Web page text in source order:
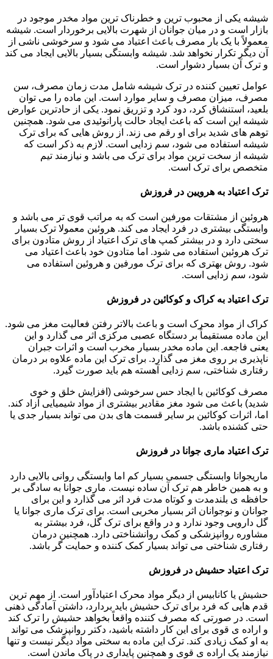
شیشه یکی از محبوب ترین و خطرناک ترین مواد مخدر موجود در
بازار است و در میان جوانان از شهرت بالایی برخوردار است. شیشه
معمولاً با یک بار مصرف باعث اعتیاد می شود و سرخوشی ناشی از
آن دیگر تکرار نخواهد شد. شیشه وابستگی بسیار بالایی ایجاد می کند
و ترک آن بسیار دشوار است.
عوامل تعیین کننده در ترک شیشه شامل مدت زمان مصرف، سن
مصرف، میزان مصرف و سایر موارد است. این ماده را می توان
بلعید، استنشاق کرد، دود کرد و تزریق نمود. یکی از حادترین عوارض
شیشه این است که باعث ایجاد حالت پارانوئیدی می شود. همچنین
توهم های شدید برای او رقم می زند. از روش هایی که برای ترک
شیشه استفاده می شود، سم زدایی است. لازم به ذکر است که
شیشه از سخت ترین مواد برای ترک می باشد و نیازمند تیم
متخصص برای ترک است.
ترک اعتیاد به هرویین در فروزش
هروئین از مشتقات مورفین است که به مراتب قوی تر می باشد و
وابستگی بیشتری در فرد ایجاد می کند. هروئین معمولا ترک بسیار
سختی دارد و در بیشتر کمپ های ترک اعتیاد از روش متادون برای
ترک هروئین استفاده می شود. اما متادون خود باعث اعتیاد می
شود. روش بهتری که برای ترک مورفین و هروئین استفاده می
شود، سم زدایی است.
ترک اعتیاد به کراک و کوکائین در فروزش
کراک از مواد محرک است و باعث بالاتر رفتن فعالیت مغز می شود.
این ماده مستقیماً بر دستگاه عصبی مرکزی اثر می گذارد و این
یعنی فاجعه. این ماده مخدر بسیار مخرب است و اثرات جبران
ناپذیری بر روی مغز می گذارد. برای ترک این ماده علاوه بر درمان
رفتاری شناختی، سم زدایی آهسته هم باید صورت گیرد.
مصرف کوکائین با ایجاد حس سرخوشی (افزایش خلق و خوی
شدید) باعث می شود مغز مقادیر بیشتری از مواد شیمیایی آزاد کند.
اما، اثرات کوکائین بر سایر قسمت های بدن می تواند بسیار جدی یا
حتی کشنده باشد.
ترک اعتیاد ماری جوانا در فروزش
ماریجوانا وابستگی جسمی بسیار کم اما وابستگی روانی بالایی دارد
و به همین خاطر هم ترک آن ساده نیست. ماری جوانا به سادگی بر
حافظه ی بلندمدت و کوتاه مدت فرد اثر می گذارد و این برای
جوانان و نوجوانان اثر بسیار مخربی است. برای ترک ماری جوانا یا
گل دارویی وجود ندارد و در واقع برای ترک گل، فرد بیشتر به
مشاوره روانپزشکی و کمک روانشناختی دارد. همچنین درمان
رفتاری شناختی می تواند بسیار کمک کننده و حمایت گر باشد.
ترک اعتیاد حشیش در فروزش
حشیش یا کانابیس از دیگر مواد محرک اعتیادآور است. از مهم ترین
قدم هایی که فرد برای ترک حشیش باید بردارد، داشتن آمادگی ذهنی
است. در صورتی که مصرف کننده واقعاً بخواهد حشیش را ترک کند
و اراده ی قوی برای این کار داشته باشید، دکتر روانپزشک می تواند
به او کمک زیادی کند. ترک این ماده به سختی مواد دیگر نیست و تنها
نیازمند یک اراده ی قوی و همچنین پایداری در پاک ماندن است.